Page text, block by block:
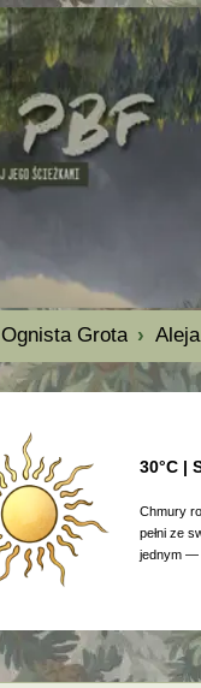
Ognista Grota
30°C |
Chmury
pełni ze
jednym —